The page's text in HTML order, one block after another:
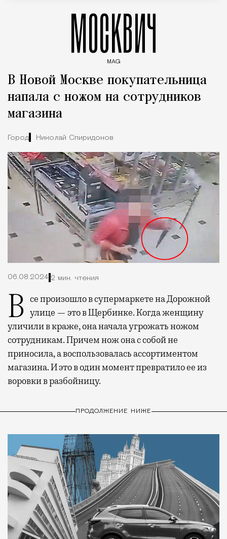
МОСКВИЧ
MAG
В Новой Москве покупательница
напала с ножом на сотрудников
магазина
Город Николай Спиридонов
06.08.2024 2 мин. чтения
Все произошло в супермаркете на Дорожной улице — это в Щербинке. Когда женщину
уличили в краже, она начала угрожать ножом
сотрудникам. Причем нож она с собой не
приносила, а воспользовалась ассортиментом
магазина. И это в один момент превратило ее из
воровки в разбойницу.
ПРОДОЛЖЕНИЕ НИЖЕ